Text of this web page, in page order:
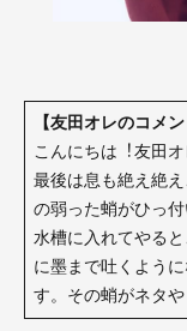
【友⽥オレのコメン
こんにちは︕友⽥
最後は息も絶え絶
の弱った蛸がひっ
⽔槽に⼊れてやる
に墨まで吐くよう
す。その蛸がネタや